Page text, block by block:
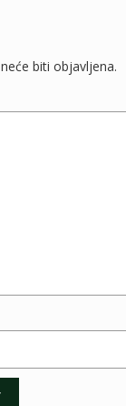
biti objavljena.